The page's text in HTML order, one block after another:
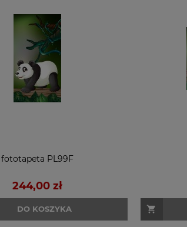
fototapeta PL99F
244,00 zł
DO KOSZYKA